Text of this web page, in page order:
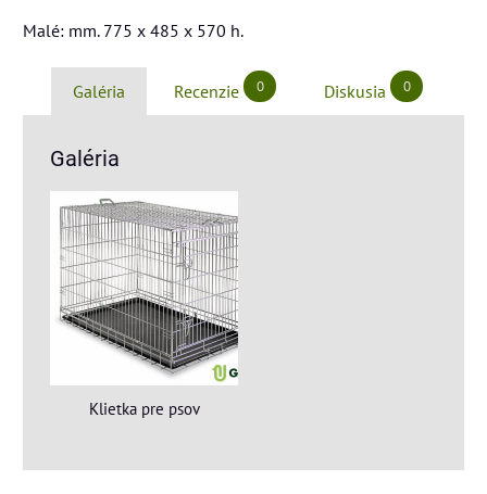
Malé: mm. 775 x 485 x 570 h.
Galéria Recenzie 0 Diskusia 0
Galéria
Klietka pre psov